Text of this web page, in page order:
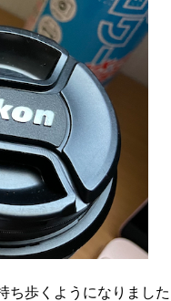
歩くようになりまし